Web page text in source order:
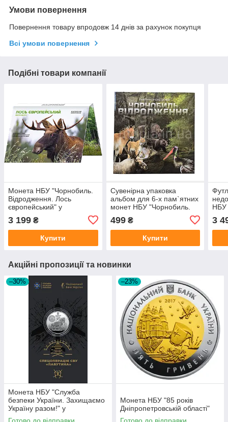
Умови повернення
Повернення товару впродовж 14 днів за рахунок покупця
Всі умови повернення
Подібні товари компанії
Монета НБУ "Чорнобиль.
Відродження. Лось
європейський" у
3 199 ₴
Купити
Сувенірна упаковка
альбом для 6-х пам`ятних
монет НБУ "Чорнобиль.
499₴
Купити
НБУ
3
Акційні пропозиції та новинки
–30%
Монета НБУ "Служба
безпеки України. Захищаємо
Україну разом!" у
сувенірному пакованні
–23%
Монета НБУ "85 років
Дніпропетровській області"